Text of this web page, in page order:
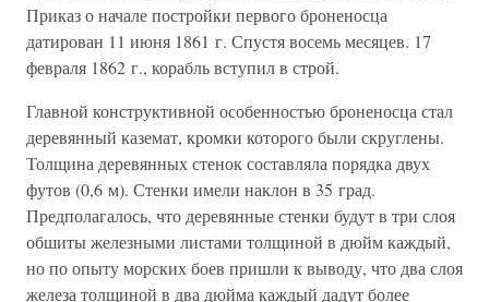
Приказ о начале постройки первого броненосца
датирован 11 июня 1861 г. Спустя восемь месяцев. 17
февраля 1862 г., корабль вступил в строй.
Главной конструктивной особенностью броненосца стал
деревянный каземат, кромки которого были скруглены.
Толщина деревянных стенок составляла порядка двух
футов (0,6 м). Стенки имели наклон в 35 град.
Предполагалось, что деревянные стенки будут в три слоя
обшиты железными листами толщиной в дюйм каждый,
но по опыту морских боев пришли к выводу, что два слоя
железа толщиной в два дюйма каждый дадут более